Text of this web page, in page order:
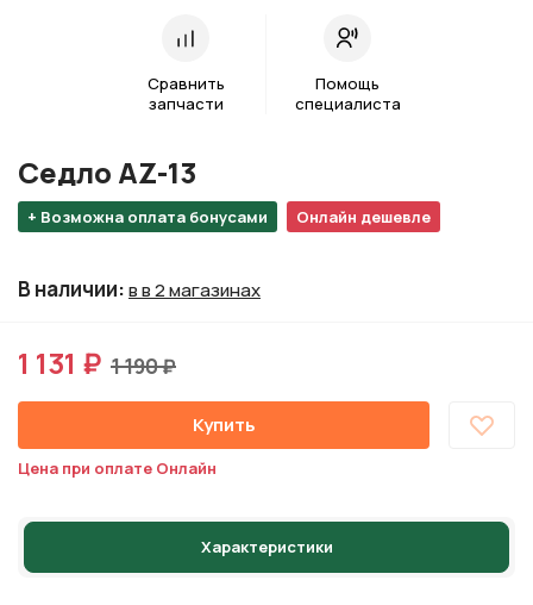
Сравнить
запчасти
Помощь
специалиста
+ Возможна оплата бонусами Онлайн дешевле
Седло AZ-13
В наличии:в в 2 магазинах
1 131 ₽ 1 190 ₽
Купить
Цена при оплате Онлайн
Характеристики